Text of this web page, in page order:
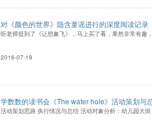
对《颜色的世界》隐含童谣进行的深度阅读记
听老师提到了《让想象飞》，马上买了看，果然非常有
2016-07-19
学数数的读书会《The water hole》活动策划与
活动策划思路 执行情况与总结 活动对象分析：幼儿园大